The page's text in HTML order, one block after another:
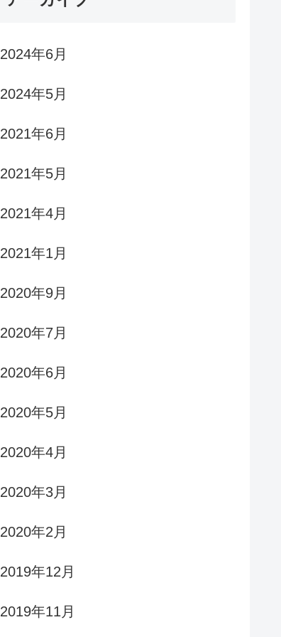
2024年6月
2024年5月
2021年6月
2021年5月
2021年4月
2021年1月
2020年9月
2020年7月
2020年6月
2020年5月
2020年4月
2020年3月
2020年2月
2019年12月
2019年11月